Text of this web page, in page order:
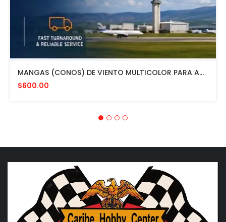
MANGAS (CONOS) DE VIENTO MULTICOLOR PARA AVIACION CON HERRAJE DE MONTAJE A POSTE FAA L807. MADE IN USA. 24" DIAMETRO
$600.00